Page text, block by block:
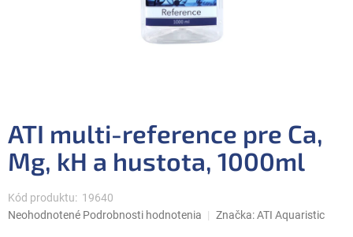
ATI multi-reference pre Ca,
Mg, kH a hustota, 1000ml
Kód produktu: 19640
Priemerné
Neohodnotené Podrobnosti hodnotenia Značka:ATI Aquaristic